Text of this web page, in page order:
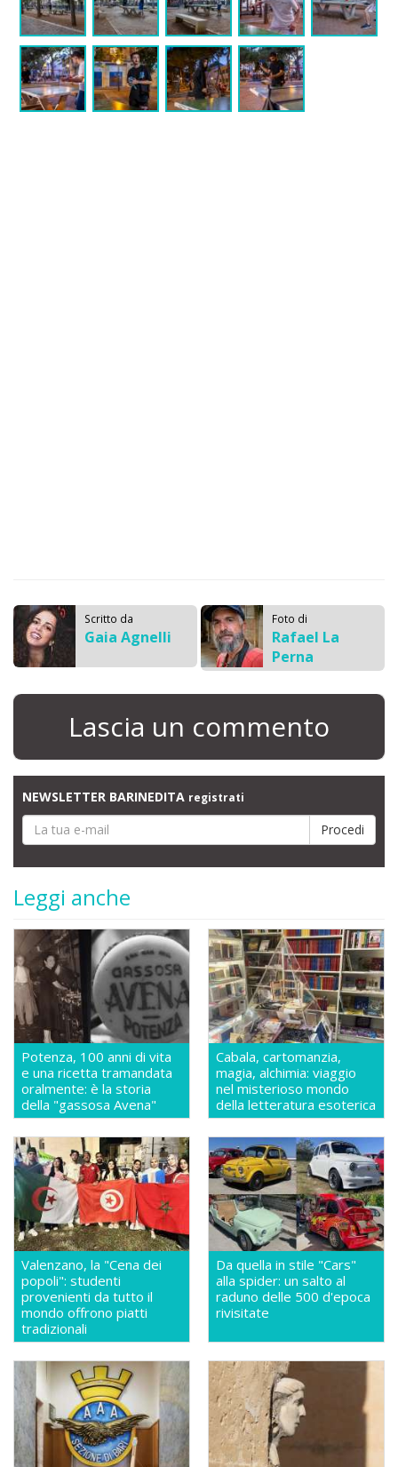
Scritto da
Gaia Agnelli
Foto di
Rafael La
Perna
Lascia un commento
NEWSLETTER BARINEDITA registrati
Leggi anche
Potenza, 100 anni di vita
e una ricetta tramandata
oralmente: è la storia
della "gassosa Avena"
Cabala, cartomanzia,
magia, alchimia: viaggio
nel misterioso mondo
della letteratura esoterica
Valenzano, la "Cena dei
popoli": studenti
provenienti da tutto il
mondo offrono piatti
tradizionali
Da quella in stile "Cars"
alla spider: un salto al
raduno delle 500 d'epoca
rivisitate